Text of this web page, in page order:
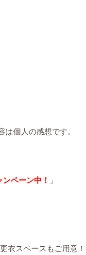
個人の感想です。
ペーン中！ 」
衣スペースもご用意！